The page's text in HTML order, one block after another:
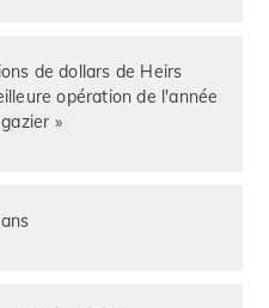
de dollars de Heirs
opération de l'année
»